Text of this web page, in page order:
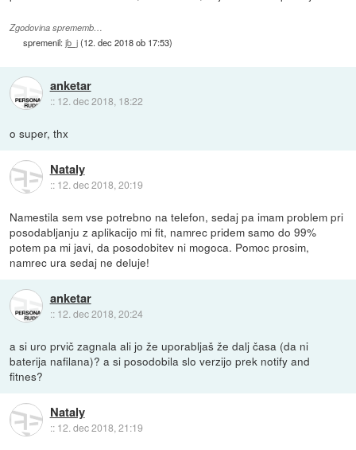
Zgodovina sprememb…
spremenil:jb_j(12. dec 2018 ob 17:53)
anketar
:: 12. dec 2018, 18:22
o super, thx
Nataly
:: 12. dec 2018, 20:19
Namestila sem vse potrebno na telefon, sedaj pa imam problem pri
posodabljanju z aplikacijo mi fit, namrec pridem samo do 99%
potem pa mi javi, da posodobitev ni mogoca. Pomoc prosim,
namrec ura sedaj ne deluje!
anketar
:: 12. dec 2018, 20:24
a si uro prvič zagnala ali jo že uporabljaš že dalj časa (da ni
baterija nafilana)? a si posodobila slo verzijo prek notify and
fitnes?
Nataly
:: 12. dec 2018, 21:19